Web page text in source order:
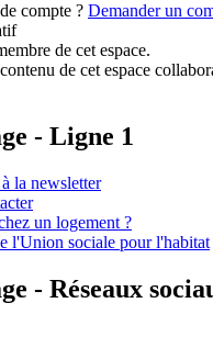
compte ? Demander un
de cet espace.
de cet espace
- Ligne 1
la newsletter
un logement ?
l'Union sociale pour l'habitat
- Réseaux